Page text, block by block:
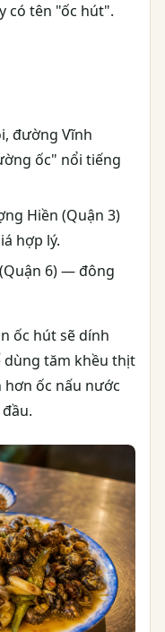
có tên "ốc hút".
đường Vĩnh
ốc" nổi tiếng
Hiền (Quận 3)
hợp lý.
6) — đông
ốc hút sẽ dính
dùng tăm khều thịt
hơn ốc nấu nước